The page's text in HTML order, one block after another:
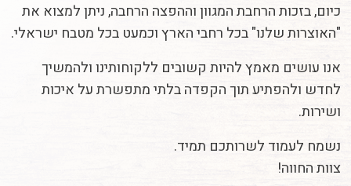
כיום, בזכות הרחבת המגוון וההפצה הרחבה, ניתן למצוא את
"האוצרות שלנו" בכל רחבי הארץ וכמעט בכל מטבח ישראלי.
אנו עושים מאמץ להיות קשובים ללקוחותינו ולהמשיך
לחדש ולהפתיע תוך הקפדה בלתי מתפשרת על איכות
ושירות.
נשמח לעמוד לשרותכם תמיד.
צוות החווה!